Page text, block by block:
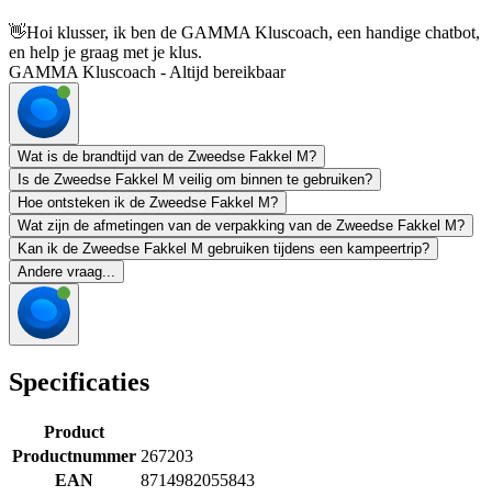
👋Hoi klusser, ik ben de GAMMA Kluscoach, een handige chatbot,
en help je graag met je klus.
GAMMA Kluscoach - Altijd bereikbaar
Wat is de brandtijd van de Zweedse Fakkel M?
Is de Zweedse Fakkel M veilig om binnen te gebruiken?
Hoe ontsteken ik de Zweedse Fakkel M?
Wat zijn de afmetingen van de verpakking van de Zweedse Fakkel M?
Kan ik de Zweedse Fakkel M gebruiken tijdens een kampeertrip?
Andere vraag...
Specificaties
Product
Productnummer 267203
EAN
8714982055843